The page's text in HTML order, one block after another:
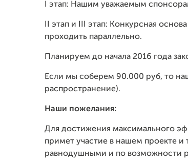
I этап: Нашим уважаемым
II этап и III этап: Конкурсная
проходить параллельно.
Планируем до начала 2016 года
Если мы соберем 90.000 руб, то
распространение).
Наши пожелания:
Для достижения максимального
примет участие в нашем проекте и
равнодушными и по возможности